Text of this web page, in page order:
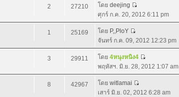
2 27210 โดย deejing
ศุกร์ ก.ค. 20, 2012 6:11 pm
1 25169 โดย P,,PloY
จันทร์ ก.ค. 09, 2012 12:23 pm
3 29911 โดย 4หนุงหนิง4
พฤหัสฯ. มิ.ย. 28, 2012 1:07 am
8 42967 โดย witlamai
เสาร์ มิ.ย. 02, 2012 6:28 am